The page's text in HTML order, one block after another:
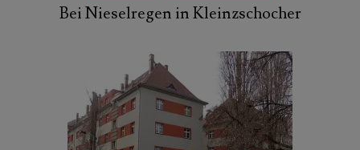
Bei Nieselregen in Kleinzschocher